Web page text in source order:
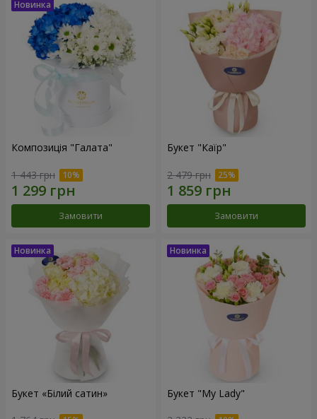
Композиція "Галата"
1 443 грн
Замовити
Букет "Каїр"
2 479 грн
Замовити
Букет «Білий сатин» Букет "My Lady"